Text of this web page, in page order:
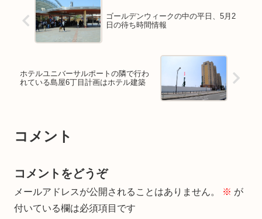
ゴールデンウィークの中の平日、5月2
日の待ち時間情報
ホテルユニバーサルポートの隣で行わ
れている島屋6丁目計画はホテル建築
コメント
コメントをどうぞ
メールアドレスが公開されることはありません。 ※ が
付いている欄は必須項目です